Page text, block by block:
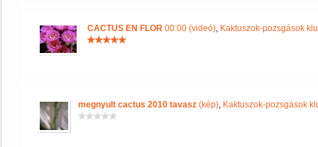
CACTUS EN FLOR 00:00 (videó), Kaktuszok-pozsgások
megnyult cactus 2010 tavasz (kép), Kaktuszok-pozsgások